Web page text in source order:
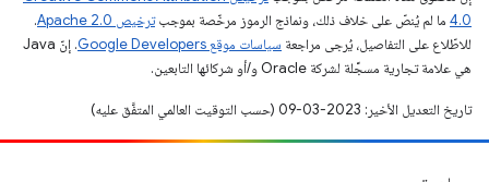
4.0‏ ما لم يُنصّ على خلاف ذلك، ونماذج الرموز مرخّصة بموجبترخيص Apache 2.0‏
.
للاطّلاع على التفاصيل، يُرجى مراجعة سياسات موقع Google Developers‏
. إنّ Java
هي علامة تجارية مسجَّلة لشركة Oracle و/أو شركائها التابعين.
تاريخ التعديل الأخير: 2023-03-09 (حسب التوقيت العالمي المتفَّق عليه)